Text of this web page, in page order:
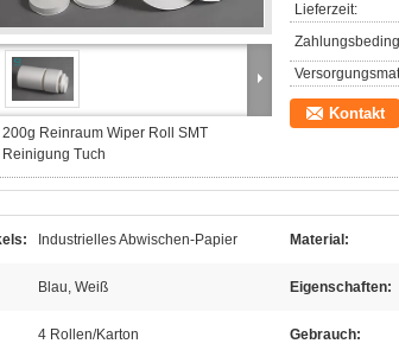
200g Reinraum Wiper Roll SMT
Tuch
Lieferzeit:
Kontakt
Industrielles Abwischen-Papier Material:
Blau, Weiß Eigenschaften:
4 Rollen/Karton Gebrauch: